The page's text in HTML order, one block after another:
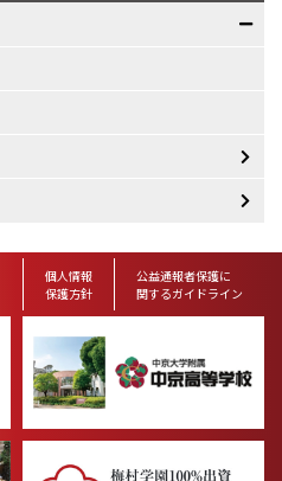
個人情報
保護方針
公益通報者保護に
関するガイドライン